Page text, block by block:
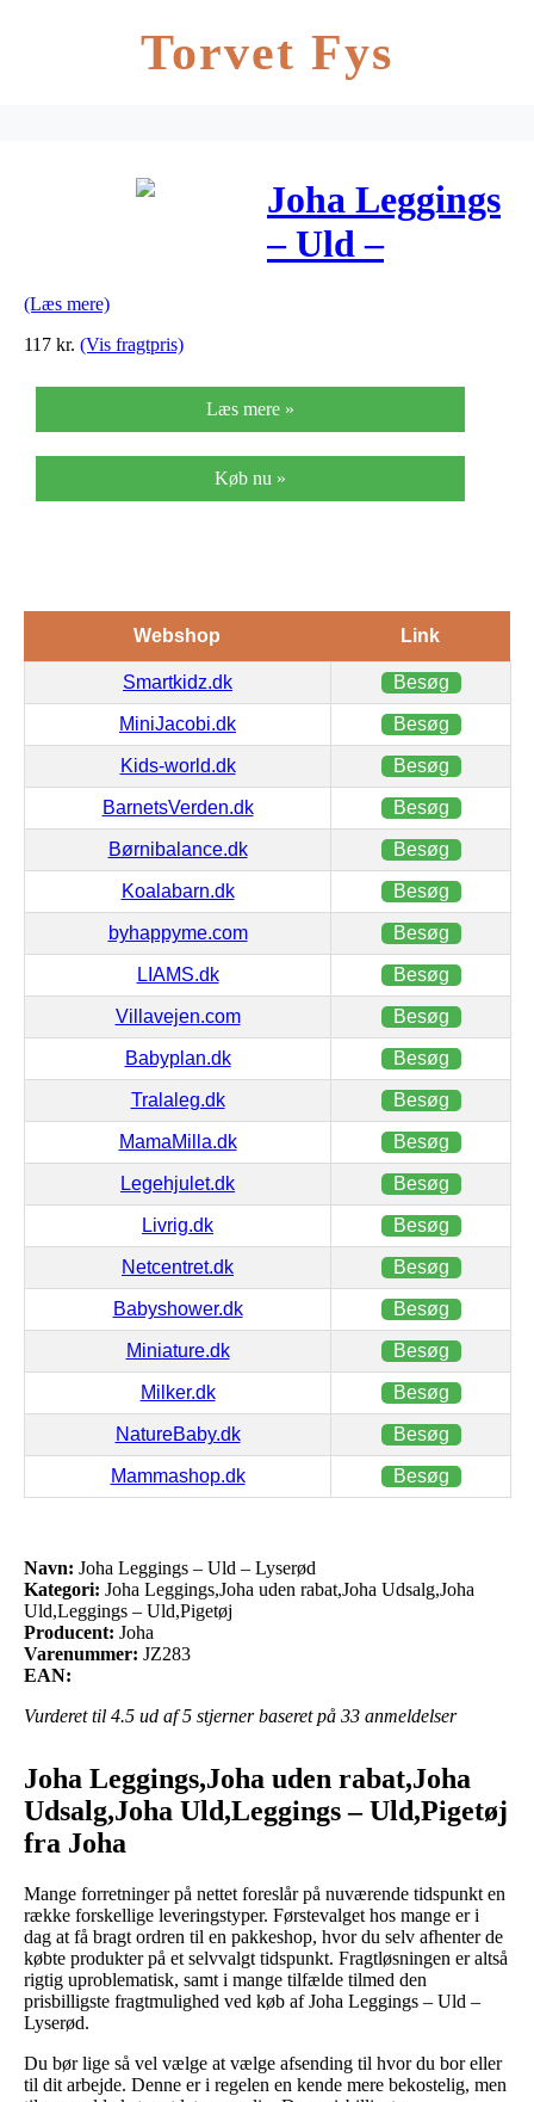
Torvet Fys
Joha Leggings
– Uld –
(Læs mere)
117 kr. (Vis fragtpris)
Læs mere »
Køb nu »
Webshop Link
Smartkidz.dk Besøg
MiniJacobi.dk Besøg
Kids-world.dk Besøg
BarnetsVerden.dk Besøg
Børnibalance.dk Besøg
Koalabarn.dk Besøg
byhappyme.com Besøg
LIAMS.dk Besøg
Villavejen.com Besøg
Babyplan.dk Besøg
Tralaleg.dk Besøg
MamaMilla.dk Besøg
Legehjulet.dk Besøg
Livrig.dk Besøg
Netcentret.dk Besøg
Babyshower.dk Besøg
Miniature.dk Besøg
Milker.dk Besøg
NatureBaby.dk Besøg
Mammashop.dk Besøg
Navn: Joha Leggings – Uld – Lyserød
Kategori: Joha Leggings,Joha uden rabat,Joha Udsalg,Joha
Uld,Leggings – Uld,Pigetøj
Producent: Joha
Varenummer: JZ283
EAN:
Vurderet til 4.5 ud af 5 stjerner baseret på 33 anmeldelser
Joha Leggings,Joha uden rabat,Joha
Udsalg,Joha Uld,Leggings – Uld,Pigetøj
fra Joha
Mange forretninger på nettet foreslår på nuværende tidspunkt en
række forskellige leveringstyper. Førstevalget hos mange er i
dag at få bragt ordren til en pakkeshop, hvor du selv afhenter de
købte produkter på et selvvalgt tidspunkt. Fragtløsningen er altså
rigtig uproblematisk, samt i mange tilfælde tilmed den
prisbilligste fragtmulighed ved køb af Joha Leggings – Uld –
Lyserød.
Du bør lige så vel vælge at vælge afsending til hvor du bor eller
til dit arbejde. Denne er i regelen en kende mere bekostelig, men